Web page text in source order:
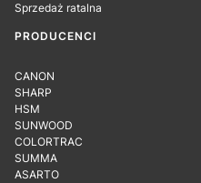
Sprzedaż ratalna
PRODUCENCI
CANON
SHARP
HSM
SUNWOOD
COLORTRAC
SUMMA
ASARTO